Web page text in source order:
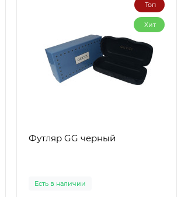
Топ
Хит
Футляр GG черный
Есть в наличии